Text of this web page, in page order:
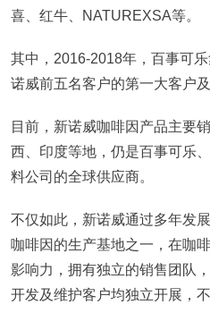
喜、红牛、NATUREXSA等。
其中，2016-2018年，百事可
诺威前五名客户的第一大客户及
目前，新诺威咖啡因产品主要
西、印度等地，仍是百事可乐
料公司的全球供应商。
不仅如此，新诺威通过多年发
咖啡因的生产基地之一，在咖
影响力，拥有独立的销售团队
开发及维护客户均独立开展，